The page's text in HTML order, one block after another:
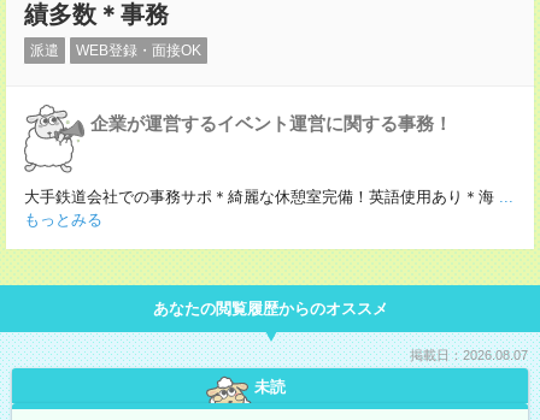
績多数＊事務
派遣 WEB登録・面接OK
企業が運営するイベント運営に関する事務！
大手鉄道会社での事務サポ＊綺麗な休憩室完備！英語使用あり＊海 ...
もっとみる
あなたの閲覧履歴からのオススメ
掲載日：2026.08.07
未読